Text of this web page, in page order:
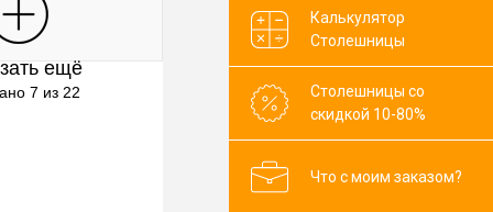
корзину
К сравнению
ещё
7 из 22
Калькулятор
Столешницы
Столешницы со
скидкой 10-80%
Что с моим заказом?